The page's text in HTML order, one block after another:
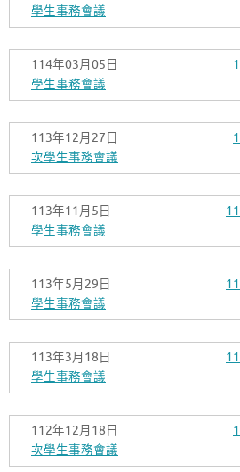
學生事務會議
114年03月05日
學生事務會議
113年12月27日
次學生事務會議
113年11月5日
學生事務會議
113年5月29日
學生事務會議
113年3月18日
學生事務會議
112年12月18日
次學生事務會議